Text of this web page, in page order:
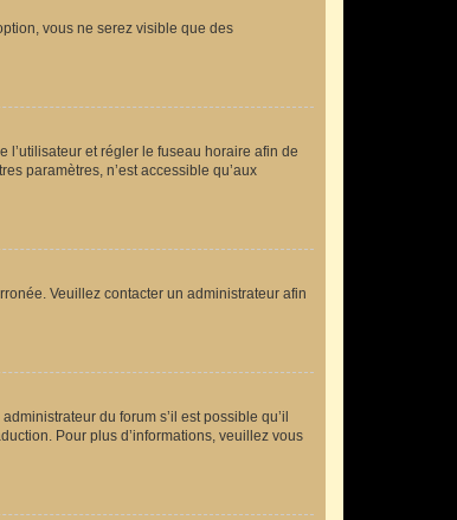
vous ne serez visible que des
l’utilisateur et régler le fuseau horaire afin de
paramètres, n’est accessible qu’aux
Veuillez contacter un administrateur afin
du forum s’il est possible qu’il
Pour plus d’informations, veuillez vous